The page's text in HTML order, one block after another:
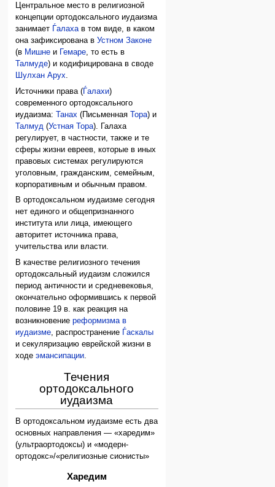
Центральное место в религиозной
концепции ортодоксального иудаизма
занимает
Ѓалахав том виде, в каком
она зафиксирована вУстном Законе
(в Мишне и Гемаре, то есть в
Талмуде) и кодифицирована в своде
Шулхан Арух.
Источники права (Ѓалахи)
современного ортодоксального
иудаизма:Танах (ПисьменнаяТора) и
Талмуд (Устная Тора). Галаха
регулирует, в частности, также и те
сферы жизни евреев, которые в иных
правовых системах регулируются
уголовным, гражданским, семейным,
корпоративным и обычным правом.
В ортодоксальном иудаизме сегодня
нет единого и общепризнанного
института или лица, имеющего
авторитет источника права,
учительства или власти.
В качестве религиозного течения
ортодоксальный иудаизм сложился
период античности и средневековья,
окончательно оформившись к первой
половине 19 в. как реакция на
возникновениереформизма в
иудаизме , распространение Ѓаскалы
и секуляризацию еврейской жизни в
ходеэмансипации
Течения
ортодоксального
иудаизма
В ортодоксальном иудаизме есть два
основных направления — «харедим»
(ультраортодоксы) и «модерн-
ортодокс»/«религиозные сионисты»
Харедим